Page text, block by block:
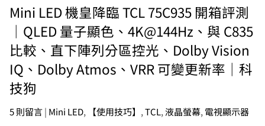
Mini LED 機皇降臨 TCL 75C935 開箱評測
｜QLED 量子顯色、4K@144Hz、與 C835
比較、直下陣列分區控光、Dolby Vision
IQ、Dolby Atmos、VRR 可變更新率｜科
技狗
5 則留言| Mini LED, 【使用技巧】 ,TCL,液晶螢幕, 電視顯示器